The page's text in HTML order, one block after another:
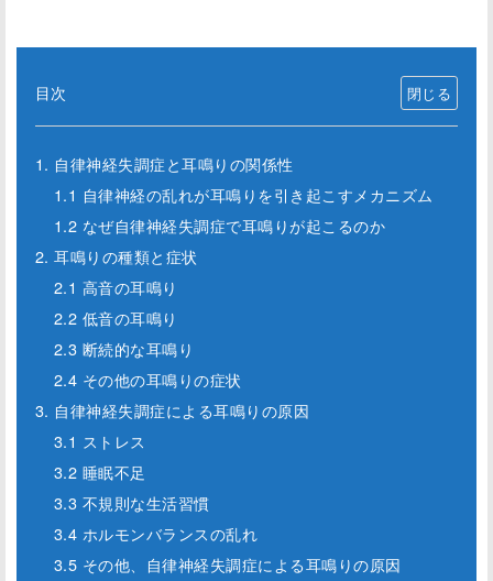
目次
1. 自律神経失調症と耳鳴りの関係性
1.1 自律神経の乱れが耳鳴りを引き起こすメカニズム
1.2 なぜ自律神経失調症で耳鳴りが起こるのか
2. 耳鳴りの種類と症状
2.1 高音の耳鳴り
2.2 低音の耳鳴り
2.3 断続的な耳鳴り
2.4 その他の耳鳴りの症状
3. 自律神経失調症による耳鳴りの原因
3.1 ストレス
3.2 睡眠不足
3.3 不規則な生活習慣
3.4 ホルモンバランスの乱れ
3.5 その他、自律神経失調症による耳鳴りの原因